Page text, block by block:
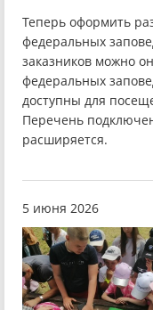
Теперь оформить
федеральных
заказников можно
федеральных
доступны для
Перечень
расширяется.
5 июня 2026